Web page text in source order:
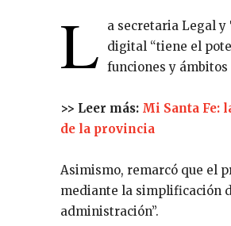
L
a secretaria Legal
digital “tiene el
funciones y
>> Leer más: Mi Santa Fe:
de la provincia
Asimismo, remarcó que el
mediante la simplificación
administración”.